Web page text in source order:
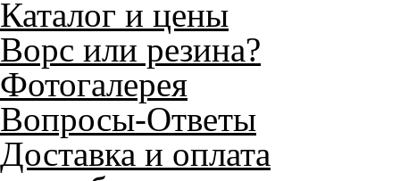
Каталог и цены
Ворс или резина?
Фотогалерея
Вопросы-Ответы
Доставка и оплата